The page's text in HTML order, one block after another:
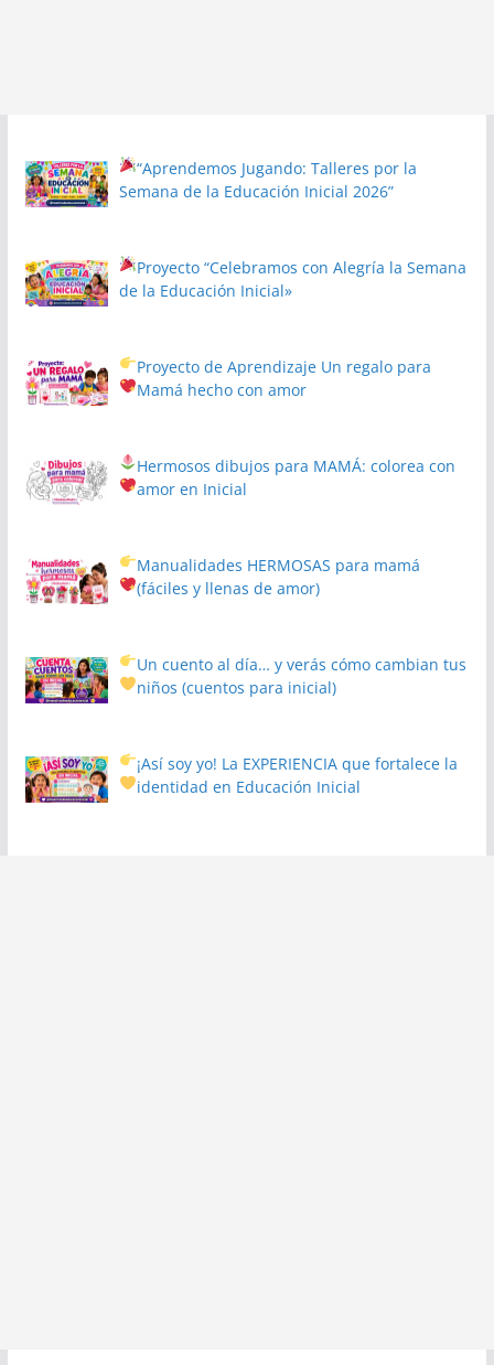
“Aprendemos Jugando: Talleres por la
Semana de la Educación Inicial 2026”
Proyecto“Celebramos con Alegría la Semana
de la Educación Inicial»
Proyecto de Aprendizaje Un regalo para
Mamá hecho con amor
Hermosos dibujos para MAMÁ: colorea con
amor en Inicial
Manualidades HERMOSAS para mamá
(fáciles y llenas de amor)
Un cuento al día… y verás cómo cambian tus
niños(cuentos para inicial)
¡Así soy yo! La EXPERIENCIA que fortalece la
identidad en Educación Inicial